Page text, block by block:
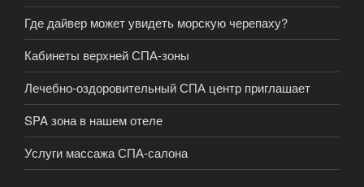
Где дайвер может увидеть морскую черепаху?
Кабинеты верхней СПА-зоны
Лечебно-оздоровительный СПА центр приглашает
SPA зона в нашем отеле
Услуги массажа СПА-салона